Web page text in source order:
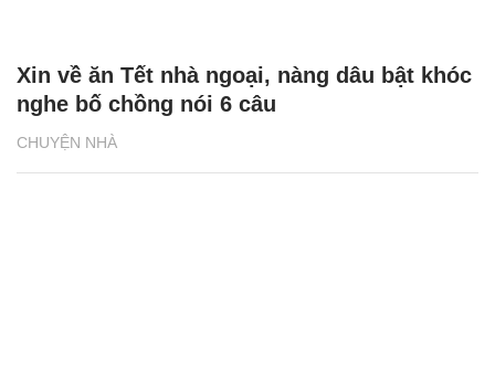
CHUYỆN NHÀ
Xin về ăn Tết nhà ngoại, nàng dâu bật khóc
nghe bố chồng nói 6 câu